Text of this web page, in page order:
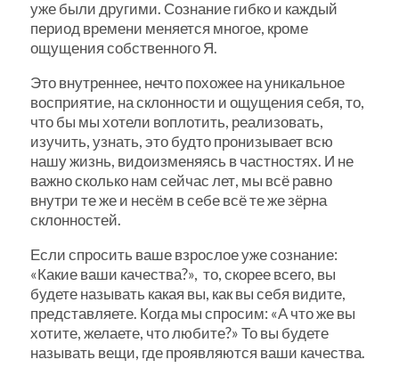
уже были другими. Сознание гибко и каждый
период времени меняется многое, кроме
ощущения собственного Я.
Это внутреннее, нечто похожее на уникальное
восприятие, на склонности и ощущения себя, то,
что бы мы хотели воплотить, реализовать,
изучить, узнать, это будто пронизывает всю
нашу жизнь, видоизменяясь в частностях. И не
важно сколько нам сейчас лет, мы всё равно
внутри те же и несём в себе всё те же зёрна
склонностей.
Если спросить ваше взрослое уже сознание:
«Какие ваши качества?», то, скорее всего, вы
будете называть какая вы, как вы себя видите,
представляете. Когда мы спросим: «А что же вы
хотите, желаете, что любите?» То вы будете
называть вещи, где проявляются ваши качества.